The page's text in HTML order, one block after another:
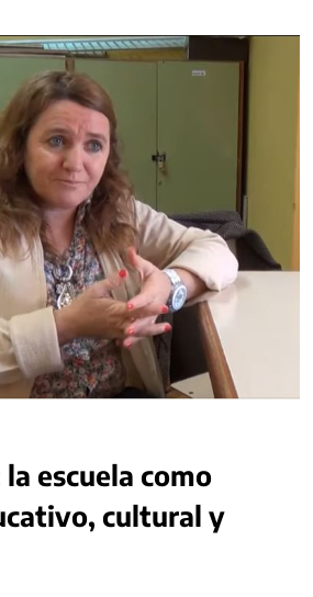
escuela como
cultural y